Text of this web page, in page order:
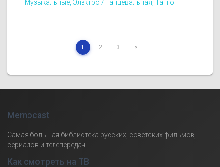
Музыкальные, Электро / Танцевальная, Танго
1 2 3 >
Memocast
Самая большая библиотека русских, советских фильмов,
сериалов и телепередач.
Как смотреть на ТВ